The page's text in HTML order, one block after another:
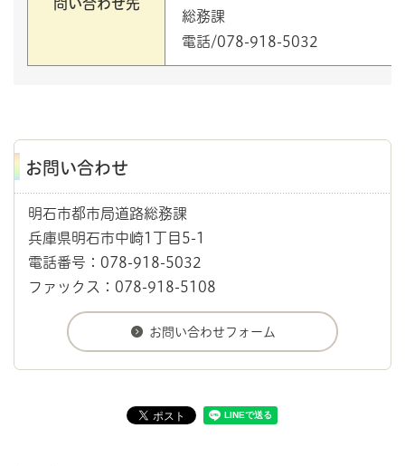
問い合わせ先
総務課
電話/078-918-5032
お問い合わせ
明石市都市局道路総務課
兵庫県明石市中崎1丁目5-1
電話番号：078-918-5032
ファックス：078-918-5108